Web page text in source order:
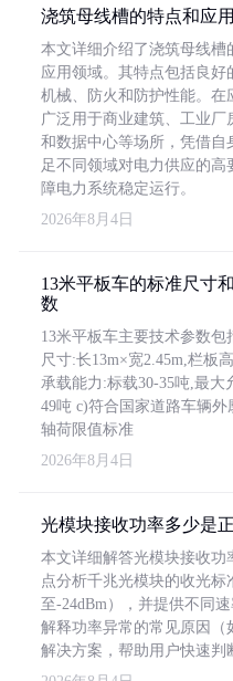
浇筑母线槽的特点和应
本文详细介绍了浇筑母线槽
应用领域。其特点包括良好
机械、防火和防护性能。在
广泛用于商业建筑、工业厂
和数据中心等场所，凭借自
足不同领域对电力供应的高
障电力系统稳定运行。
2026年8月4日
13米平板车的标准尺寸
数
13米平板车主要技术参数包
尺寸:长13m×宽2.45m,栏板
承载能力:标载30-35吨,最大
49吨 c)符合国家道路车辆外
轴荷限值标准
2026年8月4日
光模块接收功率多少是
本文详细解答光模块接收
点分析千兆光模块的收光标
至-24dBm），并提供不同
解释功率异常的常见原因（
解决方案，帮助用户快速判